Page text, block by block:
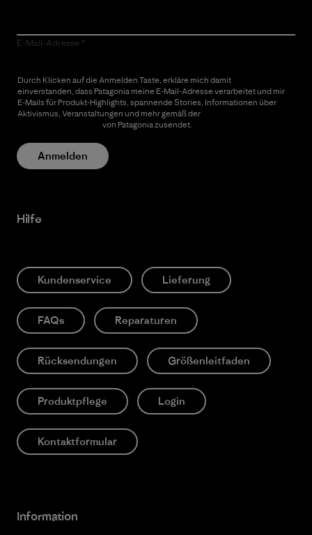
E-Mail-Adresse
Durch Klicken auf die Anmelden Taste, erkläre mich damit
einverstanden, dass Patagonia meine E-Mail-Adresse verarbeitet und mir
E-Mails für Produkt-Highlights, spannende Stories, Informationen über
Aktivismus, Veranstaltungen und mehr gemäß der
von Patagonia zusendet.
Anmelden
Hilfe
Kundenservice Lieferung
FAQs Reparaturen
Rücksendungen Größenleitfaden
Produktpflege Login
Kontaktformular
Information